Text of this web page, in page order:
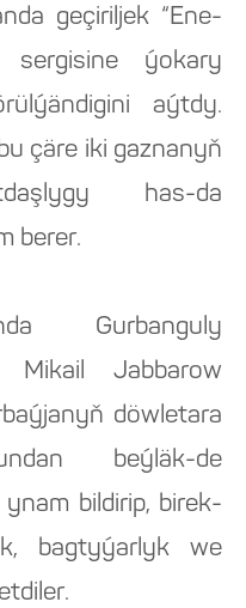
geçiriljek “Ene-
ýokary
aýtdy.
çäre iki gaznanyň
has-da
berer.
Gurbanguly
Mikail Jabbarow
döwletara
beýläk-de
bildirip, birek-
bagtyýarlyk we